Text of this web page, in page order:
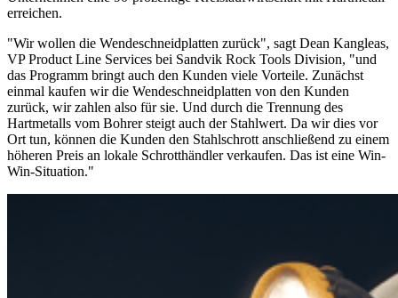
erreichen.
"Wir wollen die Wendeschneidplatten zurück", sagt Dean Kangleas,
VP Product Line Services bei Sandvik Rock Tools Division, "und
das Programm bringt auch den Kunden viele Vorteile. Zunächst
einmal kaufen wir die Wendeschneidplatten von den Kunden
zurück, wir zahlen also für sie. Und durch die Trennung des
Hartmetalls vom Bohrer steigt auch der Stahlwert. Da wir dies vor
Ort tun, können die Kunden den Stahlschrott anschließend zu einem
höheren Preis an lokale Schrotthändler verkaufen. Das ist eine Win-
Win-Situation."